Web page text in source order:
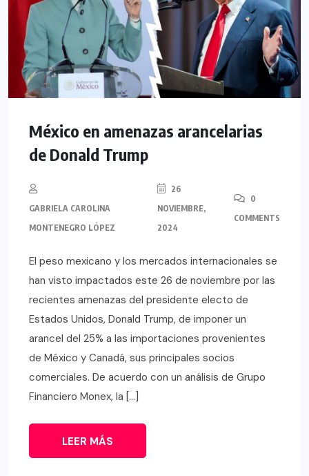
México en amenazas arancelarias
de Donald Trump
GABRIELA CAROLINA
MONTENEGRO LÓPEZ
26
NOVIEMBRE,
2024
0
COMMENTS
El peso mexicano y los mercados internacionales se
han visto impactados este 26 de noviembre por las
recientes amenazas del presidente electo de
Estados Unidos, Donald Trump, de imponer un
arancel del 25% a las importaciones provenientes
de México y Canadá, sus principales socios
comerciales. De acuerdo con un análisis de Grupo
Financiero Monex, la […]
LEER MÁS